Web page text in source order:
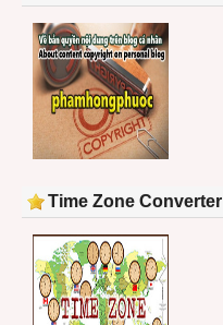
Time Zone Converter